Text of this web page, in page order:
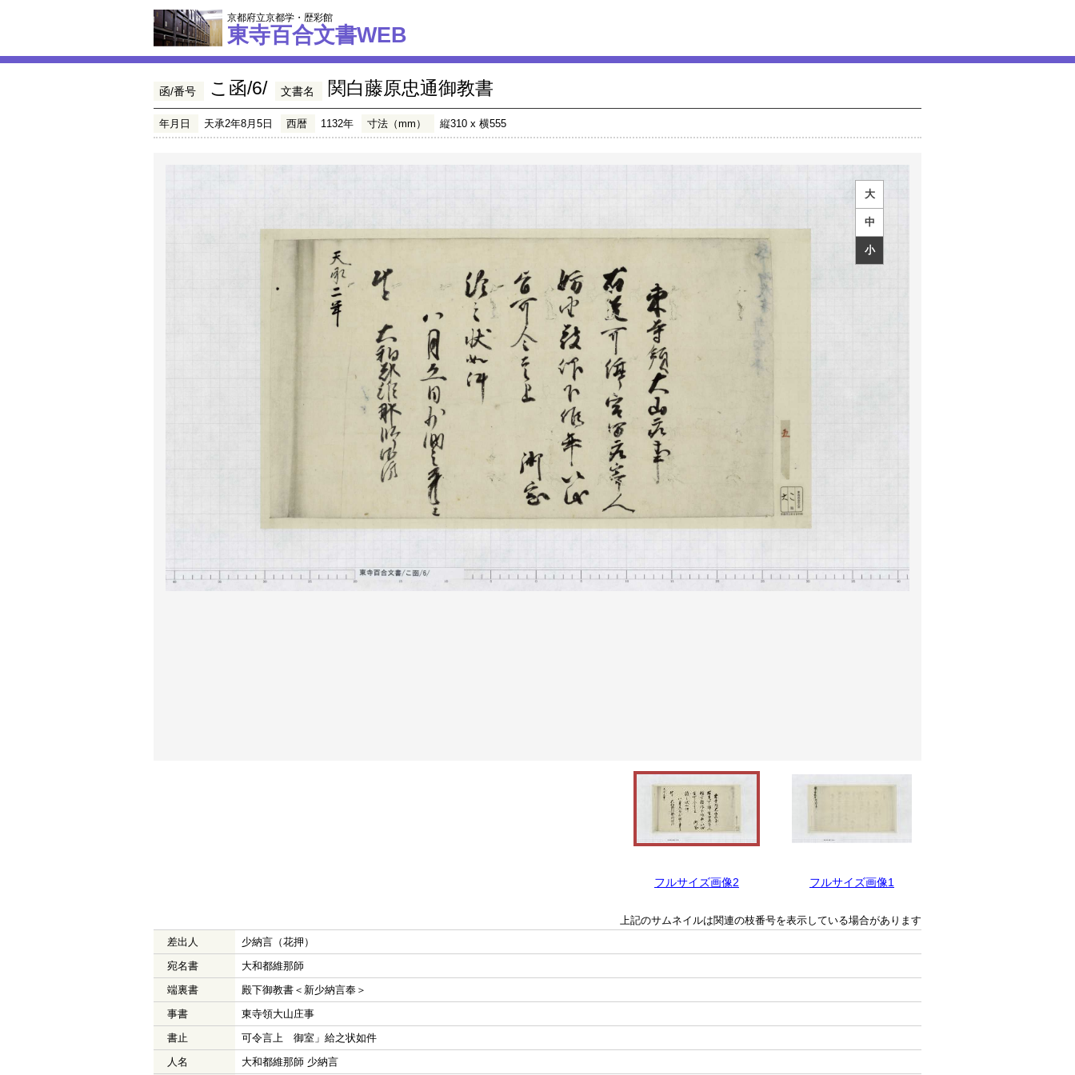
京都府立京都学・歴彩館
東寺百合文書WEB
函/番号 こ函/6/ 文書名 関白藤原忠通御教書
年月日 天承2年8月5日 西暦 1132年 寸法（mm） 縦310 x 横555
大
中
小
フルサイズ画像2 フルサイズ画像1
上記のサムネイルは関連の枝番号を表示している場合があります
差出人
少納言（花押）
宛名書
大和都維那師
端裏書
殿下御教書＜新少納言奉＞
事書
東寺領大山庄事
書止
可令言上 御室」給之状如件
人名
大和都維那師 少納言